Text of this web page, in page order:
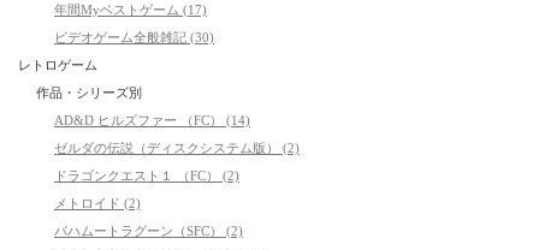
年間Myベストゲーム (17)
ビデオゲーム全般雑記 (30)
レトロゲーム
作品・シリーズ別
AD&D ヒルズファー （FC） (14)
ゼルダの伝説（ディスクシステム版） (2)
ドラゴンクエスト１ （FC） (2)
メトロイド (2)
バハムートラグーン（SFC） (2)